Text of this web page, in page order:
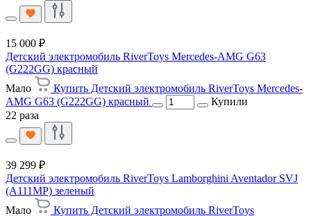
15 000 ₽
Детский электромобиль RiverToys Mercedes-AMG G63
(G222GG) красный
Мало
Купить Детский электромобиль RiverToys Mercedes-
AMG G63 (G222GG) красный
Купили
22 раза
39 299 ₽
Детский электромобиль RiverToys Lamborghini Aventador SVJ
(A111MP) зеленый
Мало
Купить Детский электромобиль RiverToys